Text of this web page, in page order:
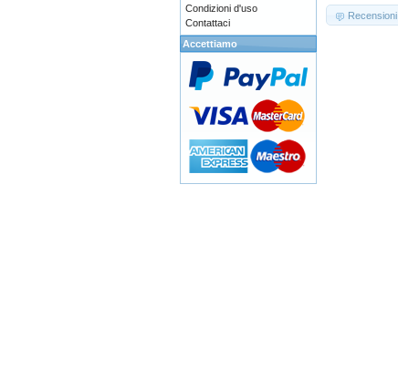
Recensioni
Condizioni d'uso
Contattaci
Accettiamo